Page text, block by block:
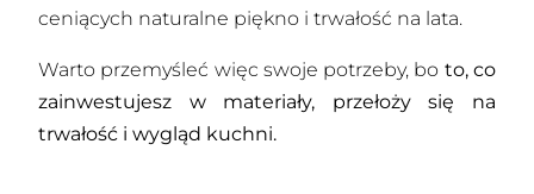
ceniących naturalne piękno i trwałość na lata.
Warto przemyśleć więc swoje potrzeby, bo to, co
zainwestujesz w materiały, przełoży się na
trwałość i wygląd kuchni.